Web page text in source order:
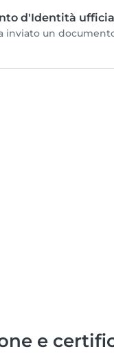
d'Identità
inviato un
e